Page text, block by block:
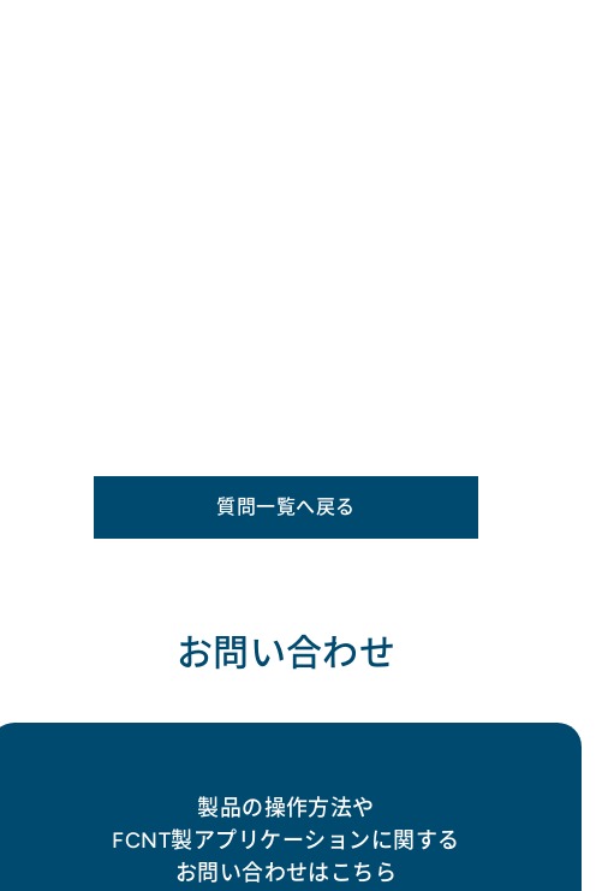
質問一覧へ戻る
お問い合わせ
製品の操作方法や
FCNT製アプリケーションに関する
お問い合わせはこちら